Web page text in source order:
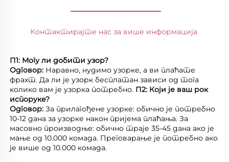
________________
Контактирајте нас за више информација
П1: Могу ли добити узор?
Одговор: Наравно, нудимо узорке, а ви плаћате
фрахт. Да ли је узорк бесплатан зависи од тога
колико вам је узорка потребно. П2: Који је ваш рок
испоруке?
Одговор: За прилагођене узорке: обично је потребно
10-12 дана за узорке након пријема плаћања. За
масовно производње: обично траје 35-45 дана ако је
мање од 10.000 комада. Преговарање је потребно ако
је више од 10.000 комада.